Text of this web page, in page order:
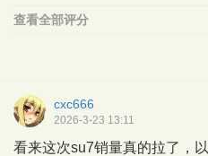
查看全部评分
cxc666
2026-3-23 13:11
看来这次su7销量真的拉了，